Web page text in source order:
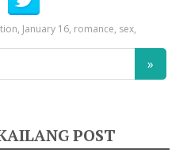
, January 16, romance, sex,
POST